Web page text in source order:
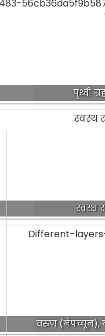
पृथ्वी
स्वस्थ
वरुण (नेपच्यून),